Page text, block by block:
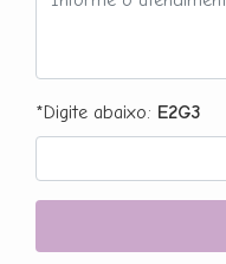
*Digite abaixo: E2G3